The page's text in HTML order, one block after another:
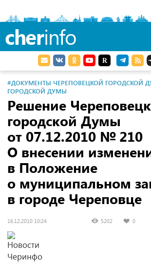
cherinfo
#ДОКУМЕНТЫ ЧЕРЕПОВЕЦКОЙ ГОРОДСКОЙ
ГОРОДСКОЙ ДУМЫ
Решение
городской Думы
от 07.12.2010 № 210
О внесении
в Положение
о муниципальном
в городе Череповце
16.12.2010 10:24 5202 0